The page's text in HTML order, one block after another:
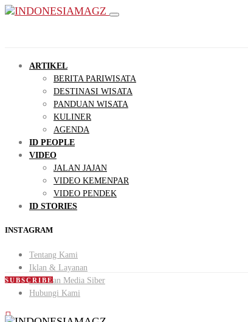
ARTIKEL
BERITA PARIWISATA
DESTINASI WISATA
PANDUAN WISATA
KULINER
AGENDA
ID PEOPLE
VIDEO
JALAN JAJAN
VIDEO KEMENPAR
VIDEO PENDEK
ID STORIES
INSTAGRAM
Tentang Kami
Iklan & Layanan
Pedoman Media Siber
Hubungi Kami
SUBSCRIBE